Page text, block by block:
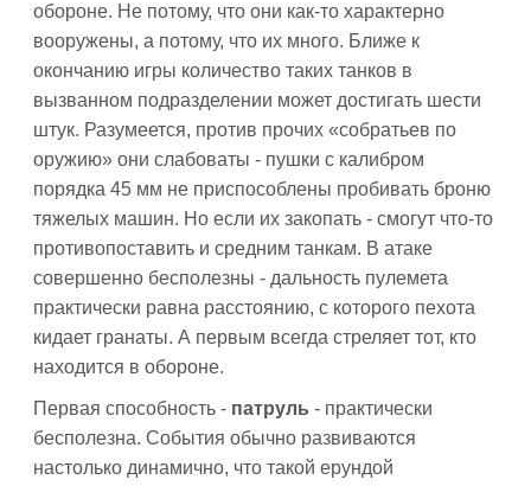
обороне. Не потому, что они как-то характерно
вооружены, а потому, что их много. Ближе к
окончанию игры количество таких танков в
вызванном подразделении может достигать шести
штук. Разумеется, против прочих «собратьев по
оружию» они слабоваты - пушки с калибром
порядка 45 мм не приспособлены пробивать броню
тяжелых машин. Но если их закопать - смогут что-то
противопоставить и средним танкам. В атаке
совершенно бесполезны - дальность пулемета
практически равна расстоянию, с которого пехота
кидает гранаты. А первым всегда стреляет тот, кто
находится в обороне.
Первая способность - патруль - практически
бесполезна. События обычно развиваются
настолько динамично, что такой ерундой